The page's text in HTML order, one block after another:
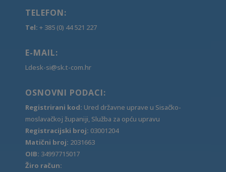
TELEFON:
Tel: + 385 (0) 44 521 227
E-MAIL:
Ldesk-si@sk.t-com.hr
OSNOVNI PODACI:
Registrirani kod: Ured državne uprave u Sisačko-
moslavačkoj županiji, Služba za opću upravu
Registracijski broj: 03001204
Matični broj: 2031663
OIB: 34997715017
Žiro račun: